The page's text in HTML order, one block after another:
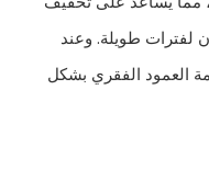
لفترات طويلة. وعند
العمود الفقري بشكل